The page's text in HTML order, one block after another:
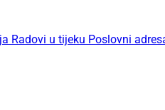
Radovi u tijeku Poslovni